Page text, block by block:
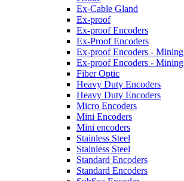
Ex-Cable Gland
Ex-proof
Ex-proof Encoders
Ex-Proof Encoders
Ex-proof Encoders - Mining
Ex-proof Encoders - Mining
Fiber Optic
Heavy Duty Encoders
Heavy Duty Encoders
Micro Encoders
Mini Encoders
Mini encoders
Stainless Steel
Stainless Steel
Standard Encoders
Standard Encoders